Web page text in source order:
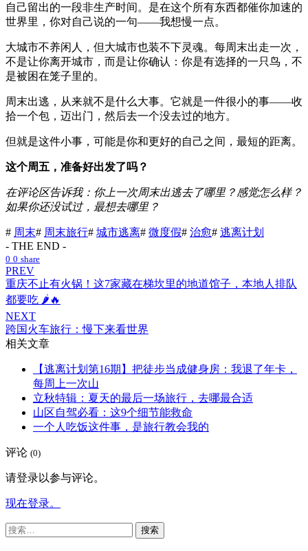
自己留出的一段非生产时间。是在这个所有东西都催你加速的
世界里，你对自己说的一句——我想慢一点。
大城市不养闲人，但大城市也装不下灵魂。每周末出走一次，
不是让你离开城市，而是让你确认：你是有选择的一只鸟，不
是被困在笼子里的。
周末出逃，从来就不是什么大事。它就是一件很小的事——收
拾一个包，迈出门，然后去一个没去过的地方。
但就是这件小事，可能是你和更好的自己之间，最短的距离。
这个周五，准备好出发了吗？
在评论区告诉我：你上一次周末出逃去了哪里？感觉怎么样？
如果你还没试过，最想去哪里？
# 周末# 周末旅行# 城市逃离# 微度假# 治愈# 逃离计划
- THE END -
0 0 share
PREV
重庆不止有火锅！这7家藏在梯坎里的地道馆子，本地人排队
都要吃 🌶️🔥
NEXT
跨国火车旅行：慢下来看世界
相关文章
【逃离计划第16期】把徒步当成健身房：我退了年卡，
每周上一次山
立秋特辑：夏天的最后一场旅行，去哪最合适
山区自驾必看：这9个细节能救命
一个人吃饭这件事，是旅行教会我的
评论 (0)
请登录以参与评论。
现在登录。
搜